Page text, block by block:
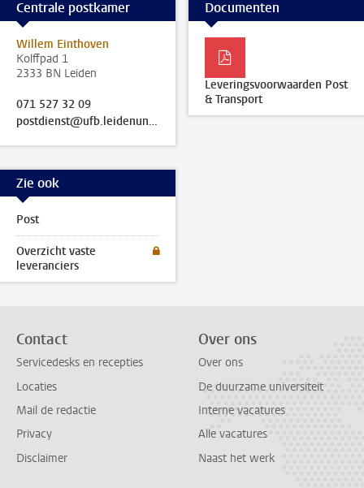
Centrale postkamer
Willem Einthoven
Kolffpad 1
2333 BN Leiden
071 527 32 09
postdienst@ufb.leidenuniv.nl
Documenten
Leveringsvoorwaarden Post
& Transport
Zie ook
Post
Overzicht vaste
leveranciers
Contact
Servicedesks en recepties
Locaties
Mail de redactie
Privacy
Disclaimer
Over ons
Over ons
De duurzame universiteit
Interne vacatures
Alle vacatures
Naast het werk